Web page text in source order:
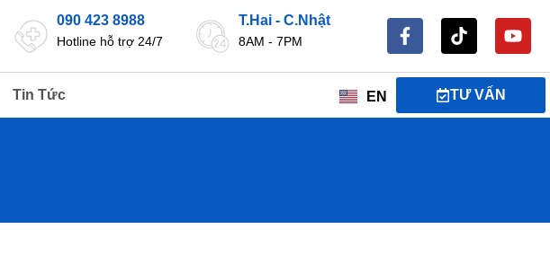
090 423 8988
Hotline hỗ trợ 24/7
T.Hai - C.Nhật
8AM - 7PM
Tin Tức EN TƯ VẤN